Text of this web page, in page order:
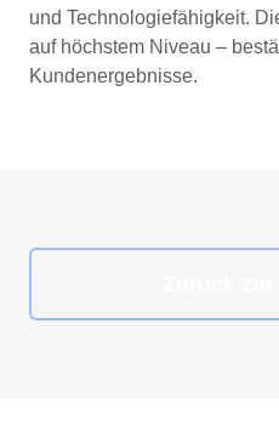
und Technologiefähigkeit.
auf höchstem Niveau –
Kundenergebnisse.